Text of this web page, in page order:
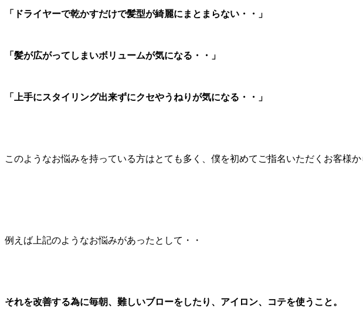
「ドライヤーで乾かすだけで髪型が綺麗にまとまらない・・」
「髪が広がってしまいボリュームが気になる・・」
「上手にスタイリング出来ずにクセやうねりが気になる・・」
このようなお悩みを持っている方はとても多く、僕を初めてご指名いただくお客様か
例えば上記のようなお悩みがあったとして・・
それを改善する為に毎朝、難しいブローをしたり、アイロン、コテを使うこと。